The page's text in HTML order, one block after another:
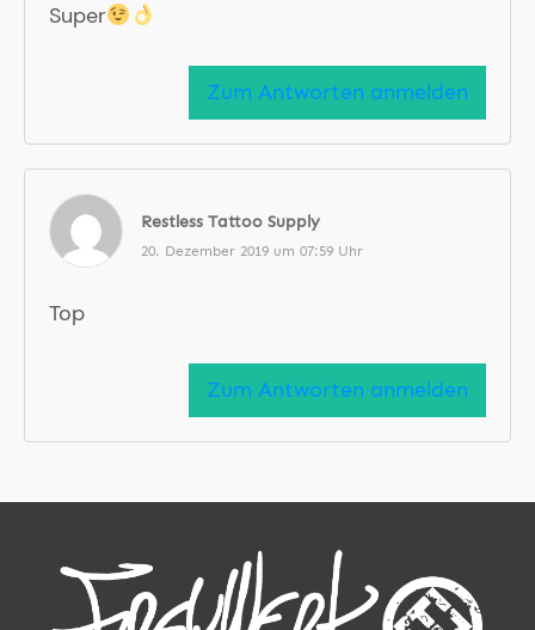
Super
Zum Antworten anmelden
Restless Tattoo Supply
20. Dezember 2019 um 07:59 Uhr
Top
Zum Antworten anmelden